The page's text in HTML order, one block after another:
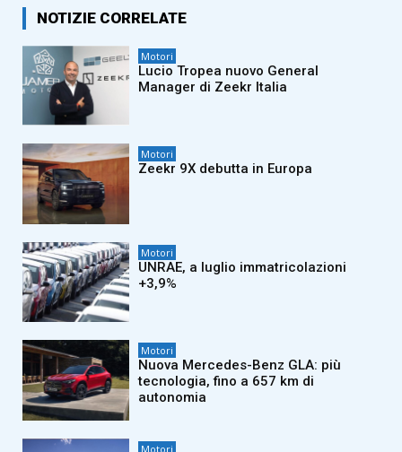
NOTIZIE CORRELATE
Motori
Lucio Tropea nuovo General
Manager di Zeekr Italia
Motori
Zeekr 9X debutta in Europa
Motori
UNRAE, a luglio immatricolazioni
+3,9%
Motori
Nuova Mercedes-Benz GLA: più
tecnologia, fino a 657 km di
autonomia
Motori